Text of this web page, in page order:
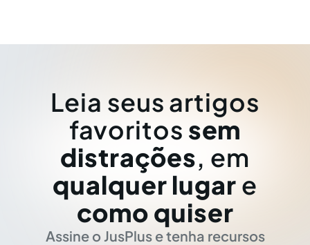
Leia seus artigos
favoritos sem
distrações, em
qualquer lugar e
como quiser
Assine o JusPlus e tenha recursos